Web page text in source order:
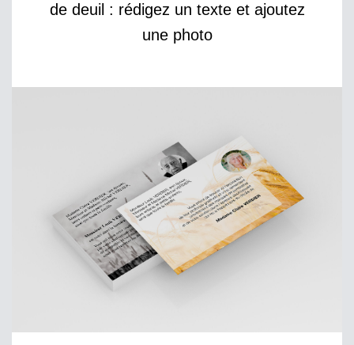
de deuil : rédigez un texte et ajoutez
une photo